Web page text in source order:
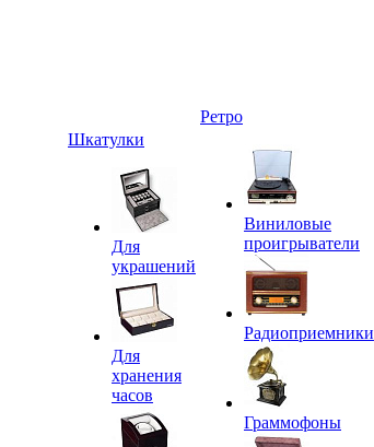
Шкатулки
Для
украшений
Для
хранения
часов
Ретро
Виниловые
проигрыватели
Радиоприемники
Граммофоны